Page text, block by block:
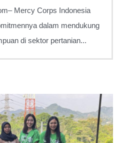
Mercy Corps Indonesia
dalam mendukung
di sektor pertanian...